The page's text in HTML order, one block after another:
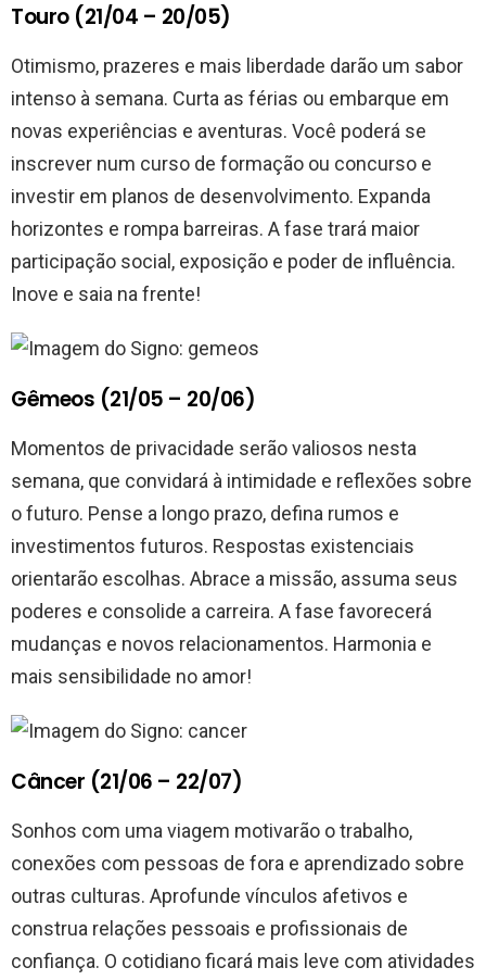
Touro (21/04 – 20/05)
Otimismo, prazeres e mais liberdade darão um sabor
intenso à semana. Curta as férias ou embarque em
novas experiências e aventuras. Você poderá se
inscrever num curso de formação ou concurso e
investir em planos de desenvolvimento. Expanda
horizontes e rompa barreiras. A fase trará maior
participação social, exposição e poder de influência.
Inove e saia na frente!
Gêmeos (21/05 – 20/06)
Momentos de privacidade serão valiosos nesta
semana, que convidará à intimidade e reflexões sobre
o futuro. Pense a longo prazo, defina rumos e
investimentos futuros. Respostas existenciais
orientarão escolhas. Abrace a missão, assuma seus
poderes e consolide a carreira. A fase favorecerá
mudanças e novos relacionamentos. Harmonia e
mais sensibilidade no amor!
Câncer (21/06 – 22/07)
Sonhos com uma viagem motivarão o trabalho,
conexões com pessoas de fora e aprendizado sobre
outras culturas. Aprofunde vínculos afetivos e
construa relações pessoais e profissionais de
confiança. O cotidiano ficará mais leve com atividades